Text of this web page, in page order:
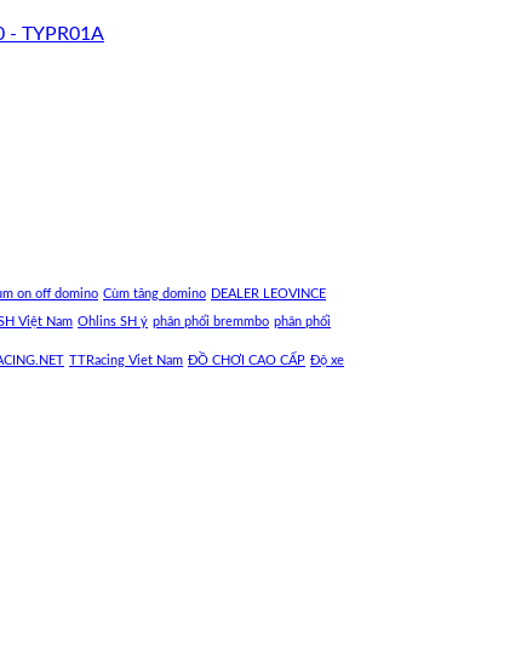
- TYPR01A
on off domino Cùm tăng domino DEALER LEOVINCE
Việt Nam Ohlins SH ý phân phối bremmbo phân phối
TTRacing Viet Nam ĐỒ CHƠI CAO CẤP Độ xe